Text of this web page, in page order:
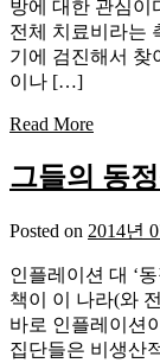
방에 대한 관심이
전체 치료비라는
기에 검진해서 찾
이나 […]
Read More
그들의 동
Posted on 2014년
인플레이션 대 ‘
책이 이 나라(와
바로 인플레이션
집단들은 비생산